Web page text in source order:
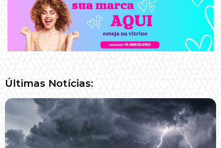
Últimas Notícias: